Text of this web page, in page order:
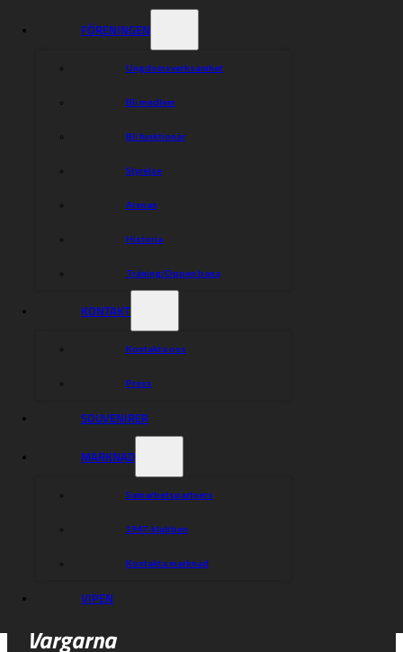
FÖRENINGEN
Ungdomsverksamhet
Bli medlem
Bli funktionär
Styrelse
Arenan
Historia
Träning/Öppen bana
KONTAKT
Kontakta oss
Press
SOUVENIRER
MARKNAD
Samarbetspartners
1947-klubben
Kontakta marknad
VIPEN
Vargarna